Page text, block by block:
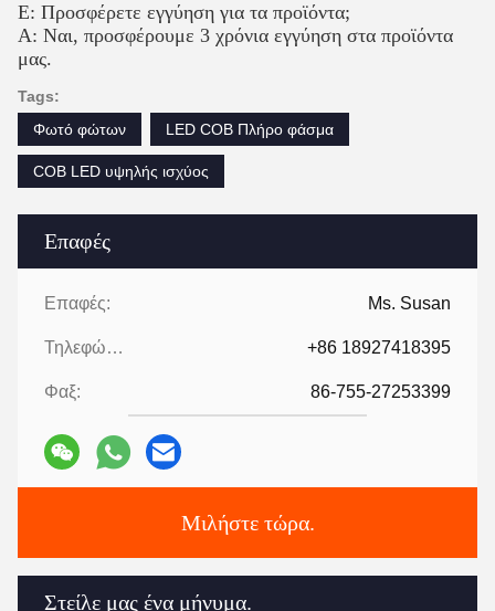
Επαφές
Επαφές: Ms. Susan
Τηλεφώνημα: +86 18927418395
Φαξ: 86-755-27253399
Μιλήστε τώρα.
Στείλε μας ένα μήνυμα.
Ε: Προσφέρετε εγγύηση για τα προϊόντα;
Α: Ναι, προσφέρουμε 3 χρόνια εγγύηση στα προϊόντα
μας.
Tags:
Φωτό φώτων
LED COB Πλήρο φάσμα
COB LED υψηλής ισχύος